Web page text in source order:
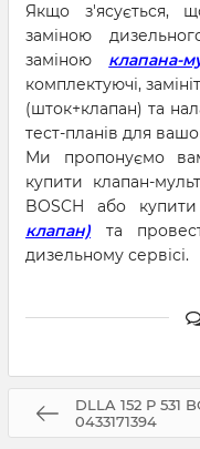
Якщо з'ясується,
заміною
заміною клапана-
комплектуючі,
(шток+клапан) та
тест-планів для
Ми пропонуємо
купити клапан-
BOSCH або купити
клапан) та
дизельному сервісі.
DLLA 152 P 531
0433171394